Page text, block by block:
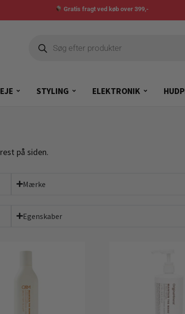
Gratis fragt ved køb over 399,-
STYLING ELEKTRONIK
på siden.
Mærke
Egenskaber